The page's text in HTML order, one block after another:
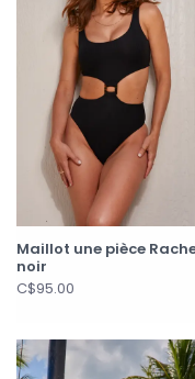
Maillot une pièce
noir
C$95.00